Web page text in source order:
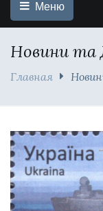
Меню
Новини та
Главная